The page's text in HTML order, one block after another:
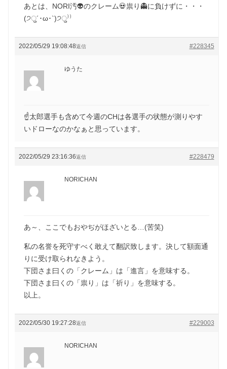
あとは、NORI汚👽のクレーム💀祟り👻に負けずに・・・
(੭ु´･ω･`)੭ु⁾⁾
2022/05/29 19:08:48 #228345
返信
ゆうた
☝️太郎選手も含めて今週のCHは各選手の状態が測りやす
いドローなのかなぁと思っています。
2022/05/29 23:16:36 #228479
返信
NORICHAN
あ～、ここでもおやぢがほざいとる…(苦笑)
私の名誉を死守すべく敢えて翻訳致します。決して額面通
りに受け取られなきよう。
下団さま曰くの「クレーム」は「進言」を意味する。
下団さま曰くの「祟り」は「祈り」を意味する。
以上。
2022/05/30 19:27:28 #229003
返信
NORICHAN